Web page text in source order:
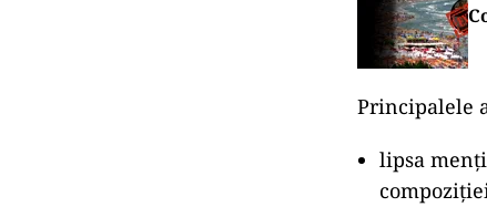
Principalele
lipsa